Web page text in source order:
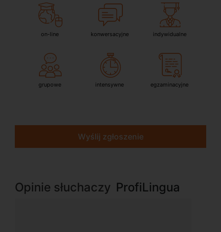
on-line konwersacyjne indywidualne
grupowe intensywne egzaminacyjne
Wyślij zgłoszenie
Opinie słuchaczy ProfiLingua